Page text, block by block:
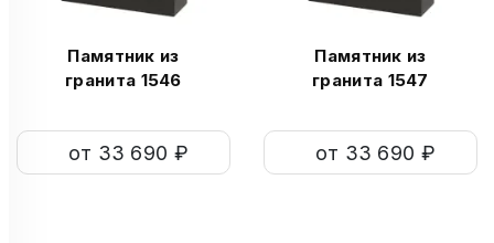
Памятник из
гранита 1546
от 33 690 ₽
Памятник из
гранита 1547
от 33 690 ₽